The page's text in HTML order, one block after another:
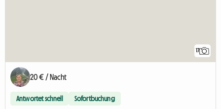
17
20 € / Nacht
Antwortet schnell Sofortbuchung